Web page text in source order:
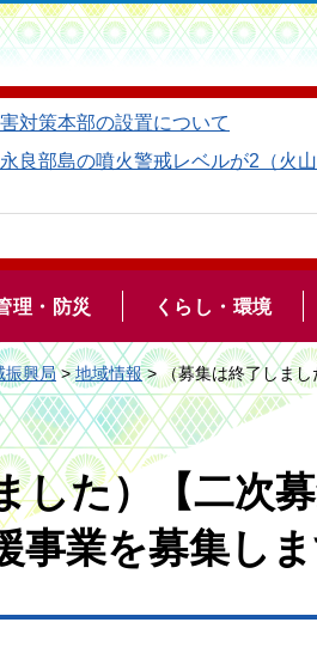
対策本部の設置について
良部島の噴火警戒レベルが2（火
理・防災 くらし・環境
振興局>地域情報> （募集は終了しまし
した）【二次
事業を募集し